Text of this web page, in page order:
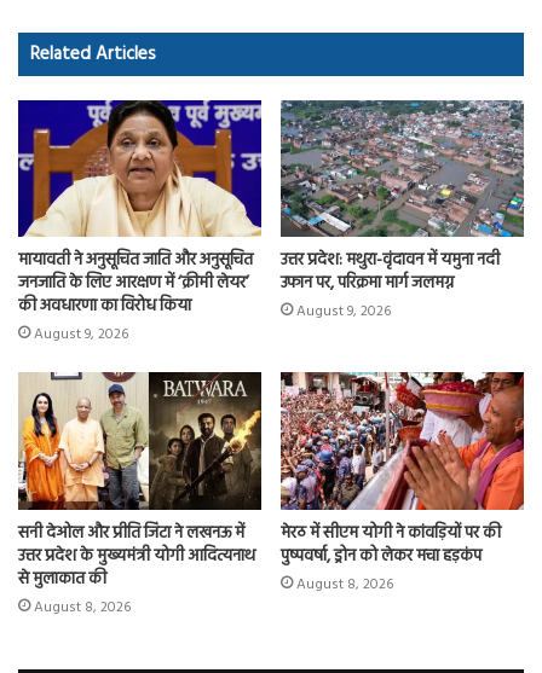
o
ok
d
o
n
Related Articles
मायावती ने अनुसूचित जाति और अनुसूचित
जनजाति के लिए आरक्षण में ‘क्रीमी लेयर’
की अवधारणा का विरोध किया
August 9, 2026
उत्तर प्रदेश: मथुरा-वृंदावन में यमुना नदी
उफान पर, परिक्रमा मार्ग जलमग्न
August 9, 2026
सनी देओल और प्रीति जिंटा ने लखनऊ में
उत्तर प्रदेश के मुख्यमंत्री योगी आदित्यनाथ
से मुलाकात की
August 8, 2026
मेरठ में सीएम योगी ने कांवड़ियों पर की
पुष्पवर्षा, ड्रोन को लेकर मचा हड़कंप
August 8, 2026